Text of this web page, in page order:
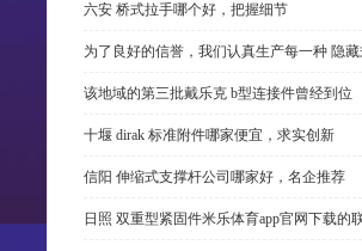
六安 桥式拉手哪个好，把握细节
为了良好的信誉，我们认真生产每一种 隐
该地域的第三批戴乐克 b型连接件曾经到位
十堰 dirak 标准附件哪家便宜，求实创新
信阳 伸缩式支撑杆公司哪家好，名企推荐
日照 双重型紧固件米乐体育app官网下载的